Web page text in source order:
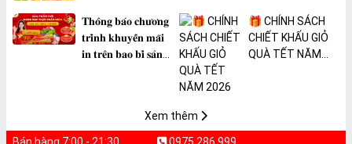
𝐓𝐡𝐨̂𝐧𝐠 𝐛𝐚́𝐨 𝐜𝐡𝐮̛𝐨̛𝐧𝐠
𝐭𝐫𝐢̀𝐧𝐡 𝐤𝐡𝐮𝐲𝐞̂́𝐧 𝐦𝐚̃𝐢
𝐢𝐧 𝐭𝐫𝐞̂𝐧 𝐛𝐚𝐨 𝐛𝐢̀ 𝐬𝐚̉𝐧
🎁 CHÍNH SÁCH
CHIẾT KHẤU GIỎ
QUÀ TẾT NĂM
Xem thêm